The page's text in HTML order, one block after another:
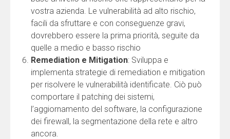
vostra azienda. Le vulnerabilità ad alto rischio,
facili da sfruttare e con conseguenze gravi,
dovrebbero essere la prima priorità, seguite da
quelle a medio e basso rischio
Remediation e Mitigation: Sviluppa e
implementa strategie di remediation e mitigation
per risolvere le vulnerabilità identificate. Ciò può
comportare il patching dei sistemi,
l’aggiornamento del software, la configurazione
dei firewall, la segmentazione della rete e altro
ancora.